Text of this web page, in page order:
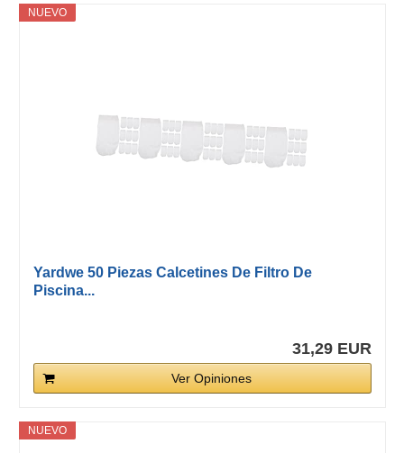
NUEVO
Yardwe 50 Piezas Calcetines De Filtro De
Piscina...
31,29 EUR
Ver Opiniones
NUEVO